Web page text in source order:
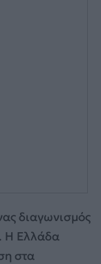
διαγωνισμός
Η Ελλάδα
στα